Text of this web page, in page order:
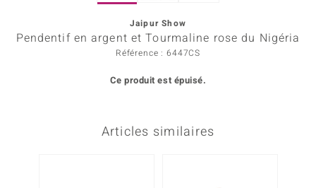
Jaipur Show
Pendentif en argent et Tourmaline rose du Nigéria
Référence : 6447CS
Ce produit est épuisé.
Articles similaires